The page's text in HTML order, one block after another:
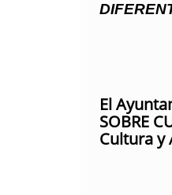
El
SOBRE
Cultura y